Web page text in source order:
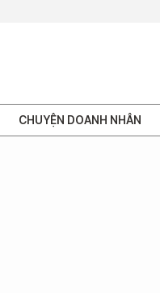
CHUYỆN DOANH NHÂN